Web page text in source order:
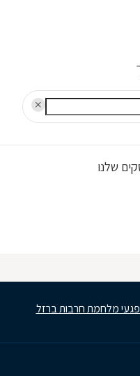
שלנו
מלחמת חרבות ברזל